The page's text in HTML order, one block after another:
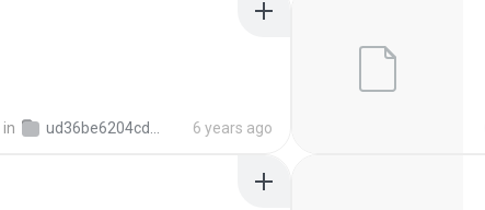
in ud36be6204cd2dec4c384d852796bbdc5 6 years ago